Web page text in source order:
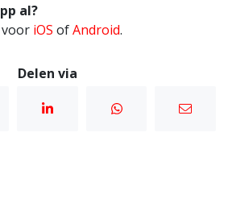
al?
iOS ofAndroid.
Delen via